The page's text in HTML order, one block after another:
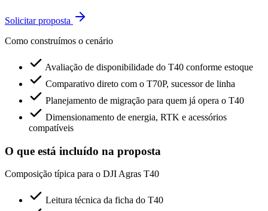
Solicitar proposta
Como construímos o cenário
Avaliação de disponibilidade do T40 conforme estoque
Comparativo direto com o T70P, sucessor de linha
Planejamento de migração para quem já opera o T40
Dimensionamento de energia, RTK e acessórios
compatíveis
O que está incluído na proposta
Composição típica para o DJI Agras T40
Leitura técnica da ficha do T40